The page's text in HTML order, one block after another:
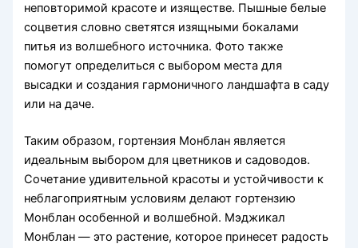
неповторимой красоте и изяществе. Пышные белые
соцветия словно светятся изящными бокалами
питья из волшебного источника. Фото также
помогут определиться с выбором места для
высадки и создания гармоничного ландшафта в саду
или на даче.
Таким образом, гортензия Монблан является
идеальным выбором для цветников и садоводов.
Сочетание удивительной красоты и устойчивости к
неблагоприятным условиям делают гортензию
Монблан особенной и волшебной. Мэджикал
Монблан — это растение, которое принесет радость